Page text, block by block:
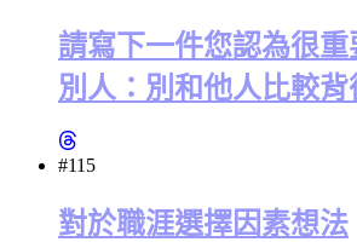
請寫下一件您認為很
別人：別和他人比較
#115
對於職涯選擇因素想法